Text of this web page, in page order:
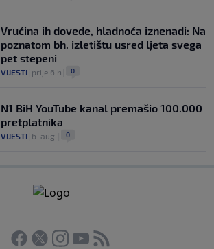
Vrućina ih dovede, hladnoća iznenadi: Na
poznatom bh. izletištu usred ljeta svega
pet stepeni
VIJESTI prije 6 h 0
N1 BiH YouTube kanal premašio 100.000
pretplatnika
VIJESTI 6. aug. 0